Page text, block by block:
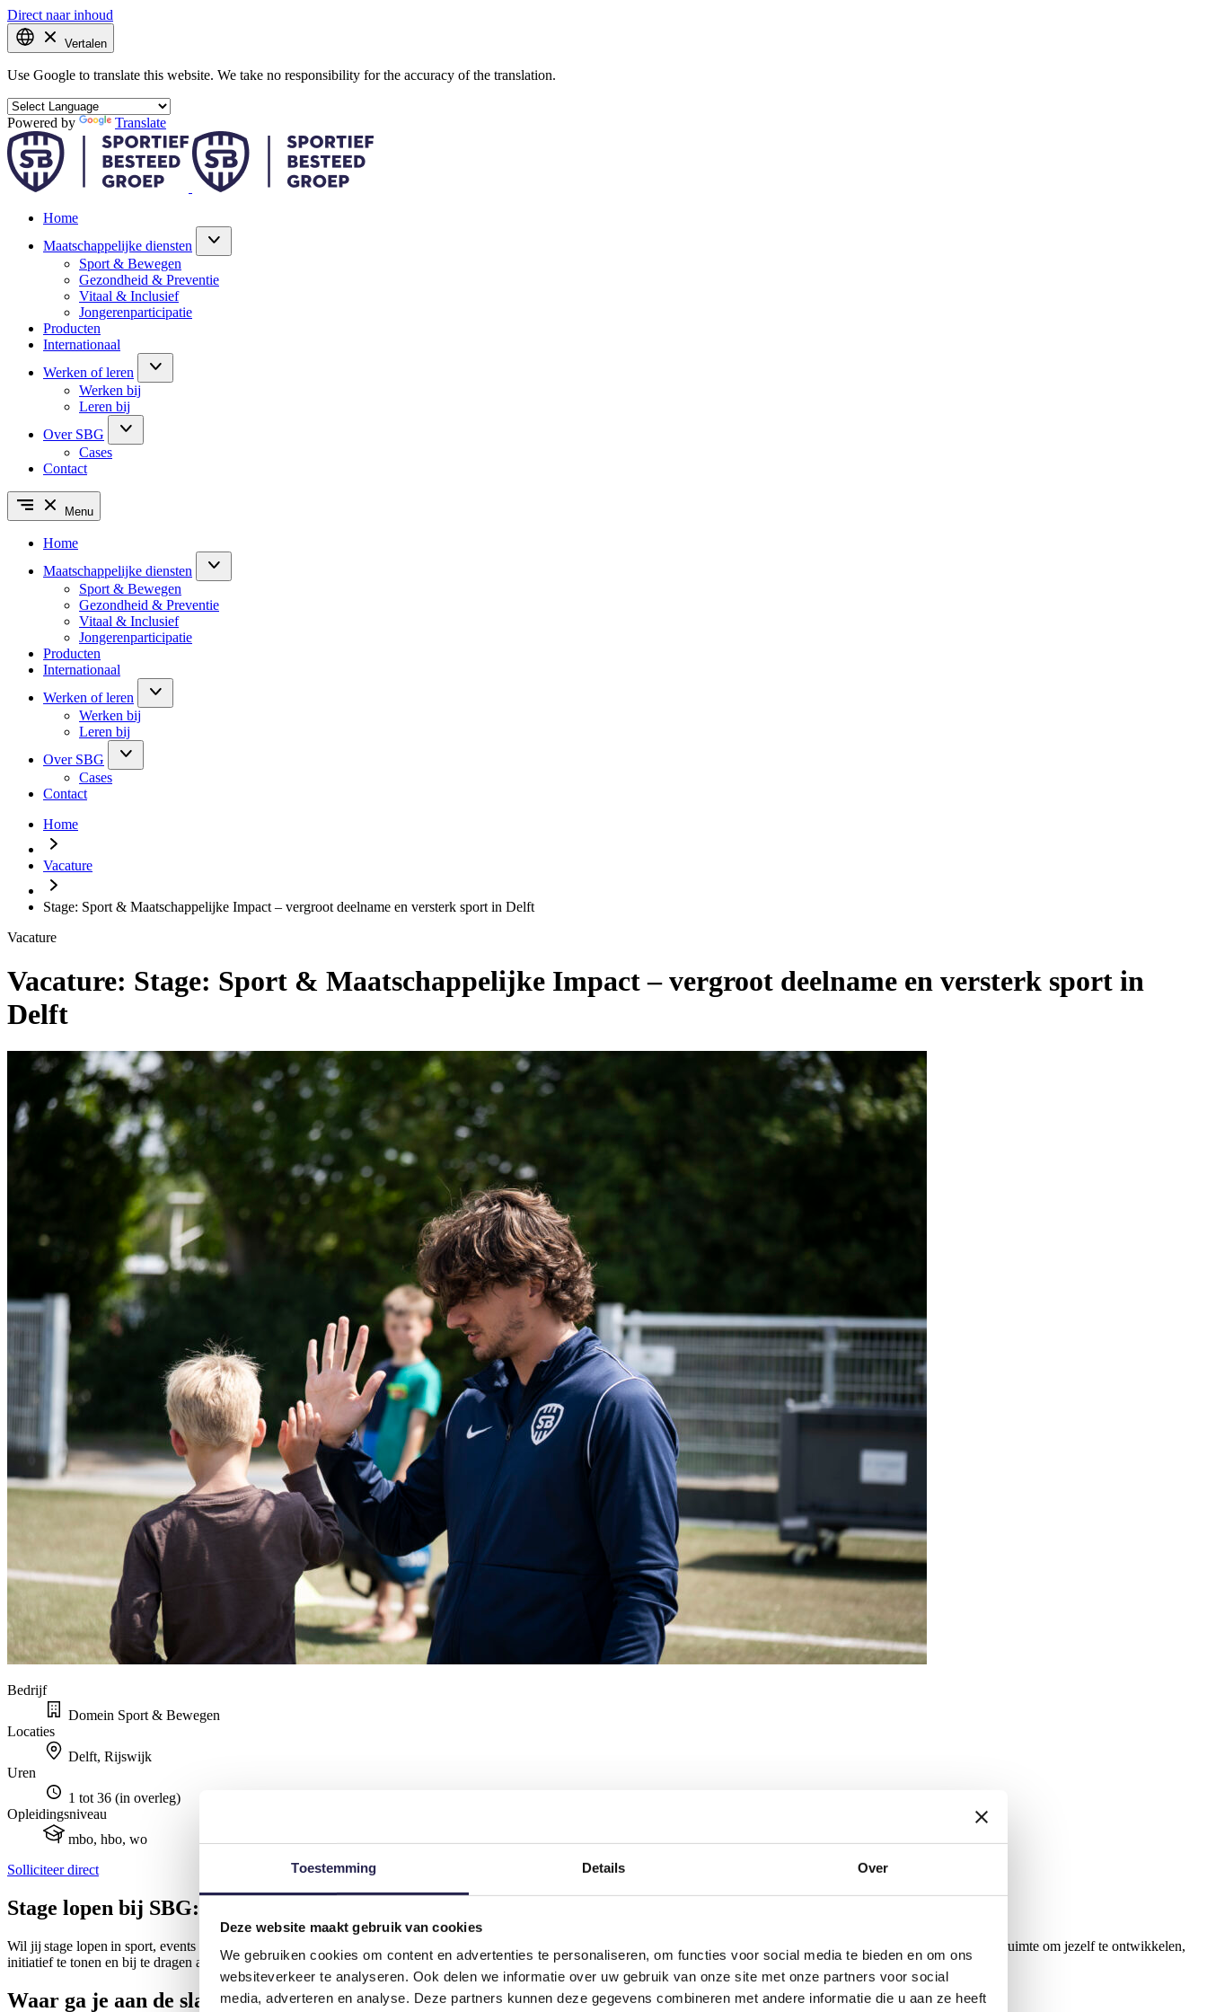
Toestemming Details Over
Deze website maakt gebruik van cookies
We gebruiken cookies om content en advertenties te personaliseren, om functies voor social media te bieden en om ons
websiteverkeer te analyseren. Ook delen we informatie over uw gebruik van onze site met onze partners voor social
media, adverteren en analyse. Deze partners kunnen deze gegevens combineren met andere informatie die u aan ze heeft
Direct naar inhoud
Vertalen
Use Google to translate this website. We take no responsibility for the accuracy of the translation.
Powered by Translate
Home
Maatschappelijke diensten
Sport & Bewegen
Gezondheid & Preventie
Vitaal & Inclusief
Jongerenparticipatie
Producten
Internationaal
Werken of leren
Werken bij
Leren bij
Over SBG
Cases
Contact
Menu
Home
Maatschappelijke diensten
Sport & Bewegen
Gezondheid & Preventie
Vitaal & Inclusief
Jongerenparticipatie
Producten
Internationaal
Werken of leren
Werken bij
Leren bij
Over SBG
Cases
Contact
Home
Vacature
Stage: Sport & Maatschappelijke Impact – vergroot deelname en versterk sport in Delft
Vacature
Vacature: Stage: Sport & Maatschappelijke Impact – vergroot deelname en versterk sport in
Delft
Bedrijf
Domein Sport & Bewegen
Locaties
Delft, Rijswijk
Uren
1 tot 36 (in overleg)
Opleidings­niveau
mbo, hbo, wo
Solliciteer direct
Stage lopen bij SBG: bouw mee aan impact die ertoe doet.
Wil jij stage lopen in sport, events of marketing en écht het verschil maken? Bij Sportief Besteed Groep draai je niet alleen mee, maar sta je midden in de organisatie. Je krijgt de ruimte om jezelf te ontwikkelen,
initiatief te tonen en bij te dragen aan projecten die impact maken. Word onderdeel van een team dat gelooft in groei, lef en samenwerking en ontdek wat jij kunt betekenen.
Waar ga je aan de slag?